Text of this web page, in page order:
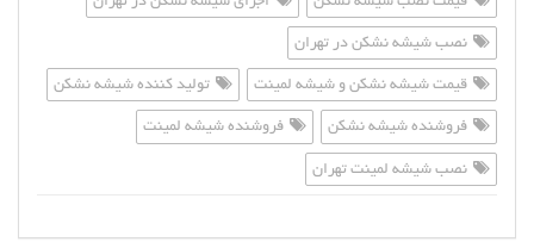
نصب شیشه نشکن در تهران
قیمت شیشه نشکن و شیشه لمینت تولید کننده شیشه نشکن
فروشنده شیشه نشکن فروشنده شیشه لمینت
نصب شیشه لمینت تهران